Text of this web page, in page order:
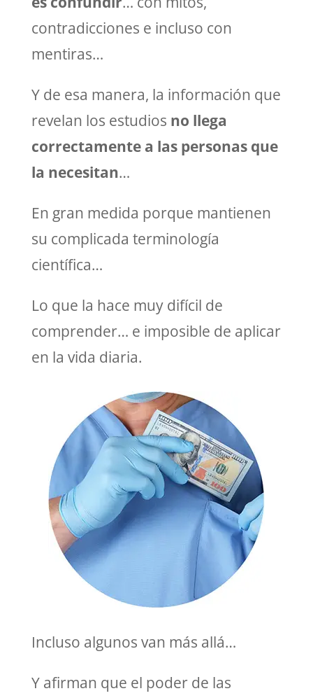
contradicciones e incluso con
mentiras…
Y de esa manera, la información que
revelan los estudios no llega
correctamente a las personas que
la necesitan…
En gran medida porque mantienen
su complicada terminología
científica…
Lo que la hace muy difícil de
comprender… e imposible de aplicar
en la vida diaria.
Incluso algunos van más allá…
Y afirman que el poder de las